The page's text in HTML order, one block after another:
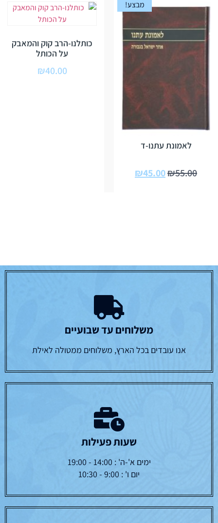
מבצע!
לאמונת עתנו-ד
₪55.00
₪45.00
כותלנו-הרב קוק והמאבק
על הכותל
₪40.00
משלוחים עד שבועיים
אנו עובדים בכל הארץ, משלוחים ממטולה לאילת
שעות פעילות
ימים א'-ה' : 14:00 - 19:00
יום ו' : 9:00 - 10:30